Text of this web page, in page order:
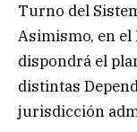
Turno del
Asimismo, en
dispondrá el
distintas
jurisdicción